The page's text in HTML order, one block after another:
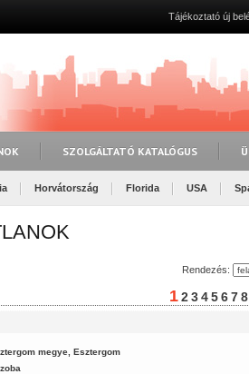
Tájékoztató új
SZOLGÁLTATÓ KATALÓGUS
Horvátország Florida USA
Rendezés:
12345678
megye, Esztergom